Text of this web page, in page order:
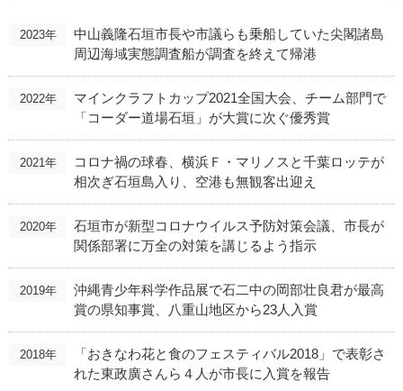
2023年
中山義隆石垣市長や市議らも乗船していた尖閣諸島
周辺海域実態調査船が調査を終えて帰港
2022年
マインクラフトカップ2021全国大会、チーム部門で
「コーダー道場石垣」が大賞に次ぐ優秀賞
2021年
コロナ禍の球春、横浜Ｆ・マリノスと千葉ロッテが
相次ぎ石垣島入り、空港も無観客出迎え
2020年
石垣市が新型コロナウイルス予防対策会議、市長が
関係部署に万全の対策を講じるよう指示
2019年
沖縄青少年科学作品展で石二中の岡部壮良君が最高
賞の県知事賞、八重山地区から23人入賞
2018年
「おきなわ花と食のフェスティバル2018」で表彰さ
れた東政廣さんら４人が市長に入賞を報告